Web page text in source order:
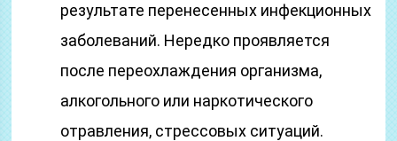
результате перенесенных инфекционных
заболеваний. Нередко проявляется
после переохлаждения организма,
алкогольного или наркотического
отравления, стрессовых ситуаций.